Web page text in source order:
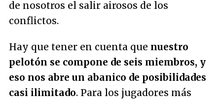
de nosotros el salir airosos de los
conflictos.
Hay que tener en cuenta que nuestro
pelotón se compone de seis miembros, y
eso nos abre un abanico de posibilidades
casi ilimitado. Para los jugadores más